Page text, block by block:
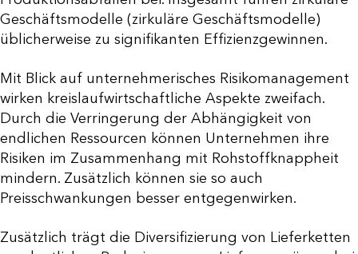
Geschäftsmodelle (zirkuläre Geschäftsmodelle)
üblicherweise zu signifikanten Effizienzgewinnen.
Mit Blick auf unternehmerisches Risikomanagement
wirken kreislaufwirtschaftliche Aspekte zweifach.
Durch die Verringerung der Abhängigkeit von
endlichen Ressourcen können Unternehmen ihre
Risiken im Zusammenhang mit Rohstoffknappheit
mindern. Zusätzlich können sie so auch
Preisschwankungen besser entgegenwirken.
Zusätzlich trägt die Diversifizierung von Lieferketten